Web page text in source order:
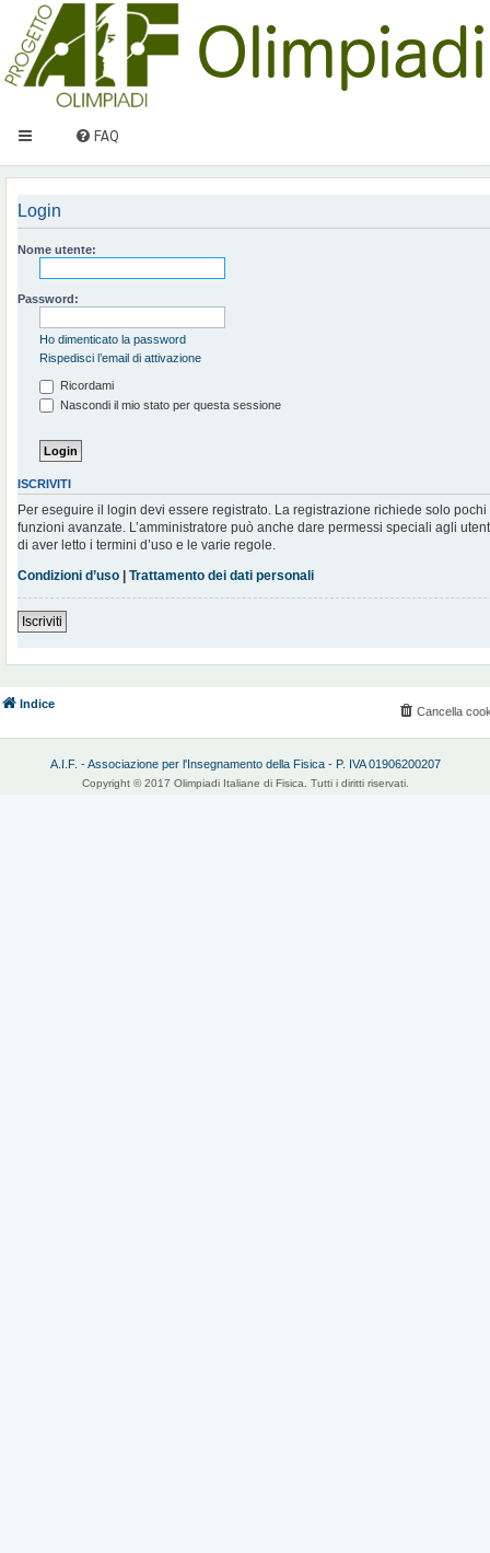
FAQ
Login
Nome utente:
Password:
Ho dimenticato la password
Rispedisci l’email di attivazione
Ricordami
Nascondi il mio stato per questa sessione
ISCRIVITI
Per eseguire il login devi essere registrato. La registrazione richiede solo
funzioni avanzate. L’amministratore può anche dare permessi speciali agli
di aver letto i termini d’uso e le varie regole.
Condizioni d’uso | Trattamento dei dati personali
Iscriviti
Indice
Cancella
A.I.F. - Associazione per l'Insegnamento della Fisica - P. IVA 01906200207
Copyright © 2017 Olimpiadi Italiane di Fisica. Tutti i diritti riservati.